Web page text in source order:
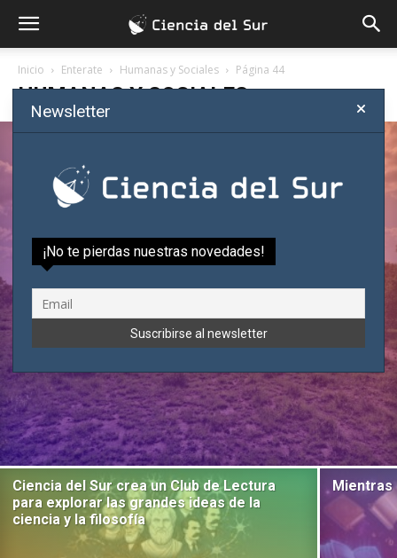
Inicio Enterate Humanas y Sociales Página 44
HUMANAS Y SOCIALES
humana: respuesta a una crítica
Sergio Morales julio 15, 2026
Ciencia del Sur crea un Club de Lectura
para explorar las grandes ideas de la
ciencia y la filosofía
Mientras
Newsletter
¡No te pierdas nuestras novedades!